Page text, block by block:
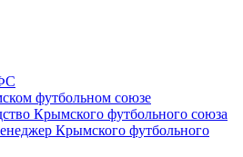
футбольном союзе
Крымского футбольного союза
Крымского футбольного